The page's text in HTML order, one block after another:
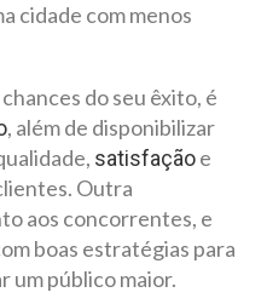
cidade com menos
do seu êxito, é
, além de disponibilizar
satisfaçãoe
Outra
aos concorrentes, e
boas estratégias para
um público maior.